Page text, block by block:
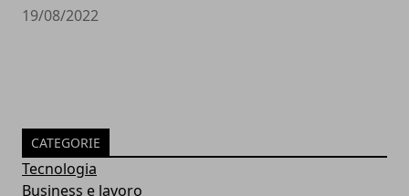
19/08/2022
CATEGORIE
Tecnologia
Business e lavoro